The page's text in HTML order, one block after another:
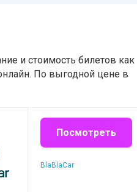
и стоимость билетов как
По выгодной цене в
Посмотреть
BlaBlaCar